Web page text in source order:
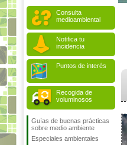
Consulta
medioambiental
Notifica tu
incidencia
Puntos de interés
Recogida de
voluminosos
Guías de buenas prácticas
sobre medio ambiente
Especiales ambientales